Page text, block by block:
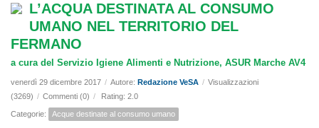
L’ACQUA DESTINATA AL CONSUMO
UMANO NEL TERRITORIO DEL
FERMANO
a cura del Servizio Igiene Alimenti e Nutrizione, ASUR Marche AV4
venerdì 29 dicembre 2017 / Autore: Redazione VeSA / Visualizzazioni
(3269) / Commenti (0) / Rating: 2.0
Categorie: Acque destinate al consumo umano